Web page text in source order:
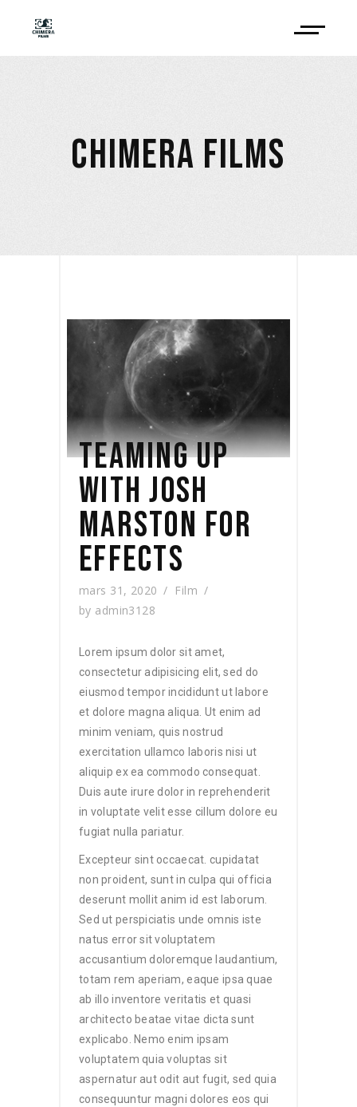
CHIMERA FILMS
TEAMING UP
WITH JOSH
MARSTON FOR
EFFECTS
mars 31, 2020
Film
by admin3128
Lorem ipsum dolor sit amet,
consectetur adipisicing elit, sed do
eiusmod tempor incididunt ut labore
et dolore magna aliqua. Ut enim ad
minim veniam, quis nostrud
exercitation ullamco laboris nisi ut
aliquip ex ea commodo consequat.
Duis aute irure dolor in reprehenderit
in voluptate velit esse cillum dolore eu
fugiat nulla pariatur.
Excepteur sint occaecat. cupidatat
non proident, sunt in culpa qui officia
deserunt mollit anim id est laborum.
Sed ut perspiciatis unde omnis iste
natus error sit voluptatem
accusantium doloremque laudantium,
totam rem aperiam, eaque ipsa quae
ab illo inventore veritatis et quasi
architecto beatae vitae dicta sunt
explicabo. Nemo enim ipsam
voluptatem quia voluptas sit
aspernatur aut odit aut fugit, sed quia
consequuntur magni dolores eos qui